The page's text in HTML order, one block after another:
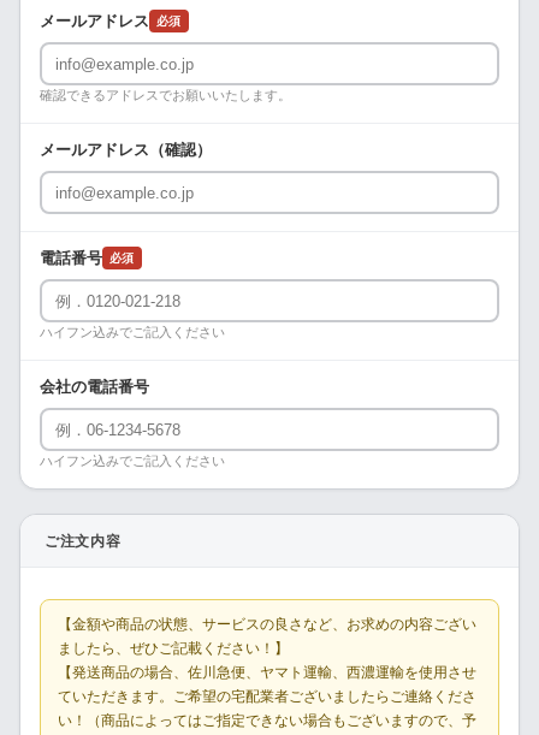
メールアドレス 必須
確認できるアドレスでお願いいたします。
メールアドレス（確認）
電話番号 必須
ハイフン込みでご記入ください
会社の電話番号
ハイフン込みでご記入ください
ご注文内容
【金額や商品の状態、サービスの良さなど、お求めの内容ござい
ましたら、ぜひご記載ください！】
【発送商品の場合、佐川急便、ヤマト運輸、西濃運輸を使用させ
ていただきます。ご希望の宅配業者ございましたらご連絡くださ
い！（商品によってはご指定できない場合もございますので、予